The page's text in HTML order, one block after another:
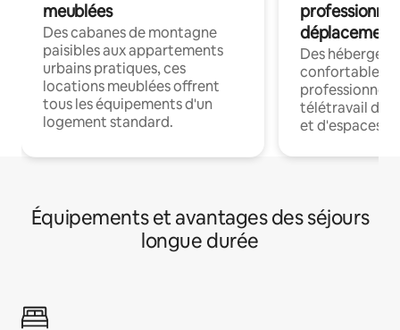
meublées
Des cabanes de montagne
paisibles aux appartements
urbains pratiques, ces
locations meublées offrent
tous les équipements d'un
logement standard.
déplacement
Des
confortables
professionnels
télétravail
et d'espaces
Équipements et avantages des séjours
longue durée